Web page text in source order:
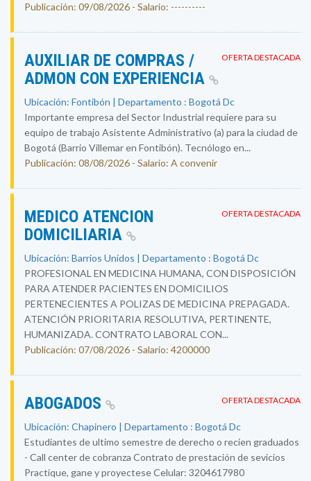
Publicación: 09/08/2026 - Salario: ----------
OFERTA DESTACADA
AUXILIAR DE COMPRAS /
ADMON CON EXPERIENCIA
Ubicación: Fontibón | Departamento : Bogotá Dc
Importante empresa del Sector Industrial requiere para su
equipo de trabajo Asistente Administrativo (a) para la ciudad de
Bogotá (Barrio Villemar en Fontibón). Tecnólogo en...
Publicación: 08/08/2026 - Salario: A convenir
OFERTA DESTACADA
MEDICO ATENCION
DOMICILIARIA
Ubicación: Barrios Unidos | Departamento : Bogotá Dc
PROFESIONAL EN MEDICINA HUMANA, CON DISPOSICIÓN
PARA ATENDER PACIENTES EN DOMICILIOS
PERTENECIENTES A POLIZAS DE MEDICINA PREPAGADA.
ATENCIÓN PRIORITARIA RESOLUTIVA, PERTINENTE,
HUMANIZADA. CONTRATO LABORAL CON...
Publicación: 07/08/2026 - Salario: 4200000
OFERTA DESTACADA
ABOGADOS
Ubicación: Chapinero | Departamento : Bogotá Dc
Estudiantes de ultimo semestre de derecho o recien graduados
- Call center de cobranza Contrato de prestación de sevicios
Practique, gane y proyectese Celular: 3204617980